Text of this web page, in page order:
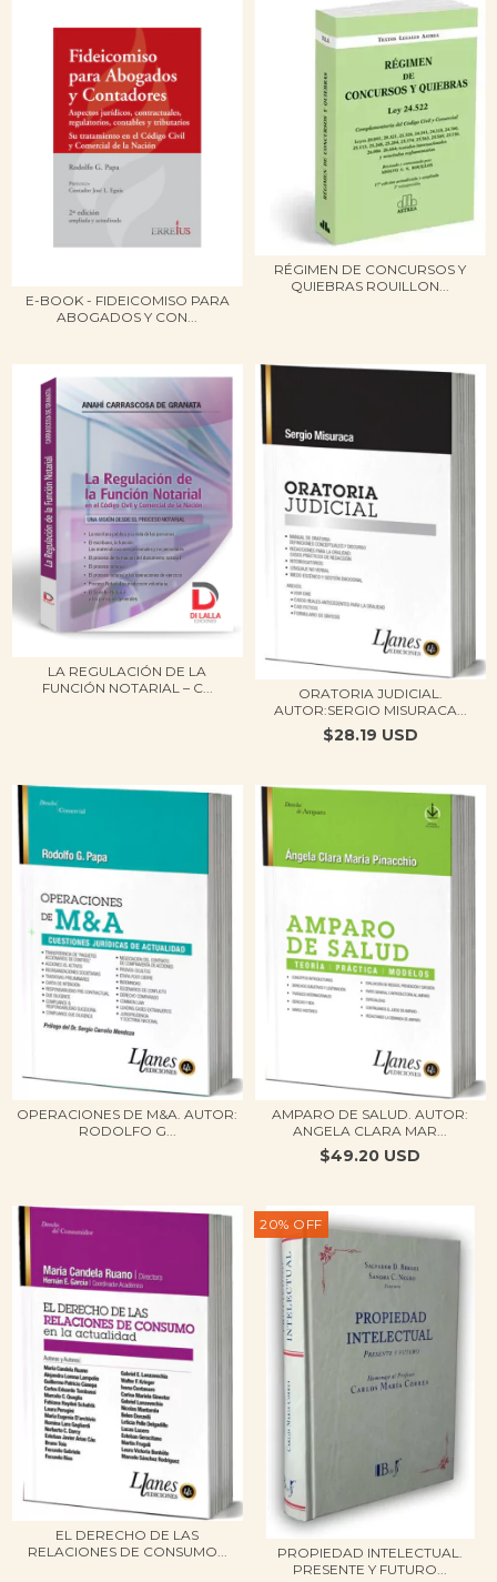
E-BOOK - FIDEICOMISO PARA
ABOGADOS Y CON...
RÉGIMEN DE CONCURSOS Y
QUIEBRAS ROUILLON...
LA REGULACIÓN DE LA
FUNCIÓN NOTARIAL – C...
ORATORIA JUDICIAL.
AUTOR:SERGIO MISURACA...
$28.19 USD
OPERACIONES DE M&A. AUTOR:
RODOLFO G...
AMPARO DE SALUD. AUTOR:
ANGELA CLARA MAR...
$49.20 USD
EL DERECHO DE LAS
RELACIONES DE CONSUMO...
20% OFF
PROPIEDAD INTELECTUAL.
PRESENTE Y FUTURO...